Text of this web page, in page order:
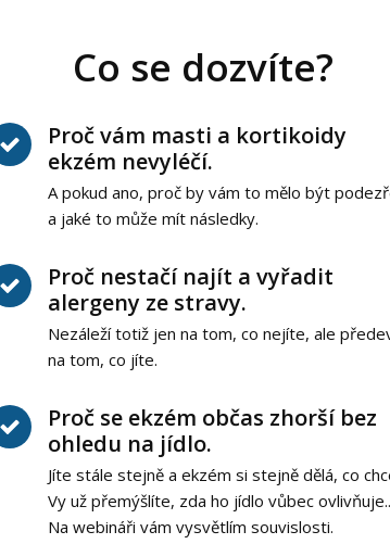
Co se dozvíte?
Proč vám masti a kortikoidy
ekzém nevyléčí.
A pokud ano, proč by vám to mělo být
a jaké to může mít následky.
Proč nestačí najít a vyřadit
alergeny ze stravy.
Nezáleží totiž jen na tom, co nejíte, ale
na tom, co jíte.
Proč se ekzém občas zhorší bez
ohledu na jídlo.
Jíte stále stejně a ekzém si stejně dělá, co
Vy už přemýšlíte, zda ho jídlo vůbec
Na webináři vám vysvětlím souvislosti.